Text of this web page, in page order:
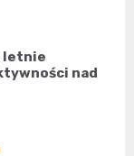
letnie
nad